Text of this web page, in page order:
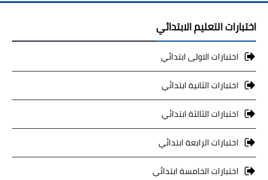
اختبارات التعليم الابتدائي
اختبارات الاولى ابتدائي
اختبارات الثانية ابتدائي
اختبارات الثالثة ابتدائي
اختبارات الرابعة ابتدائي
اختبارات الخامسة ابتدائي